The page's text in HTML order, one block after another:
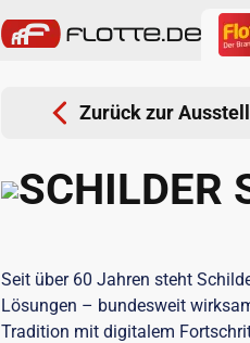
Zurück zur
SCHILDER
Seit über 60 Jahren steht
Lösungen – bundesweit
Tradition mit digitalem